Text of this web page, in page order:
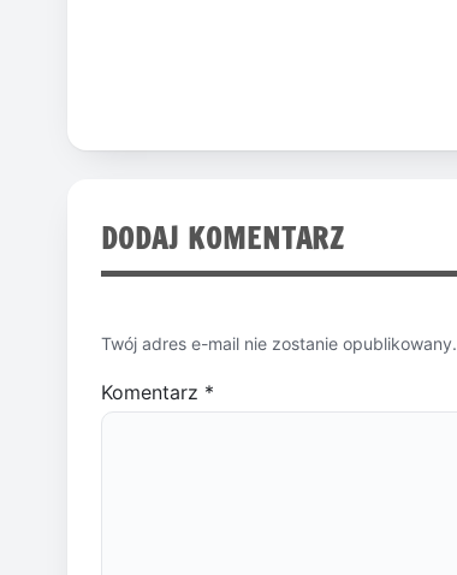
DODAJ KOMENTARZ
Twój adres e-mail nie zostanie opublikowany.
Komentarz *